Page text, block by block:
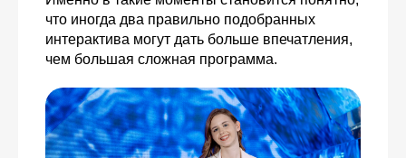
что иногда два правильно подобранных
интерактива могут дать больше впечатления,
чем большая сложная программа.